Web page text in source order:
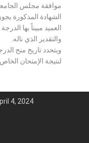
موافقة مجلس
الشهادة المذكورة
العميد مبيناً بها
والتقدير الذي ناله.
ويتحدد تاريخ منح
لنتيجة الإمتحان
4, 2024